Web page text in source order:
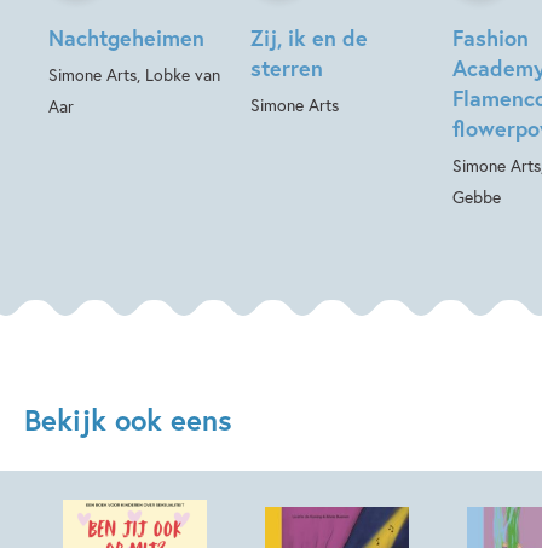
Nachtgeheimen
Simone Arts, Lobke van
Aar
Zij, ik en de
sterren
Simone Arts
Fashion
Simone
Gebbe
Bekijk ook eens